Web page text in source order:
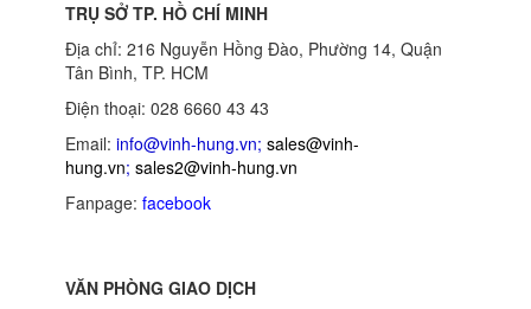
TRỤ SỞ TP. HỒ CHÍ MINH
Địa chỉ: 216 Nguyễn Hồng Đào, Phường 14, Quận
Tân Bình, TP. HCM
Điện thoại: 028 6660 43 43
Email: info@vinh-hung.vn; sales@vinh-
hung.vn; sales2@vinh-hung.vn
Fanpage: facebook
VĂN PHÒNG GIAO DỊCH